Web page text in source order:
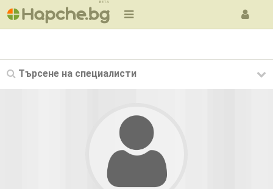
BETA
Търсене на специалисти